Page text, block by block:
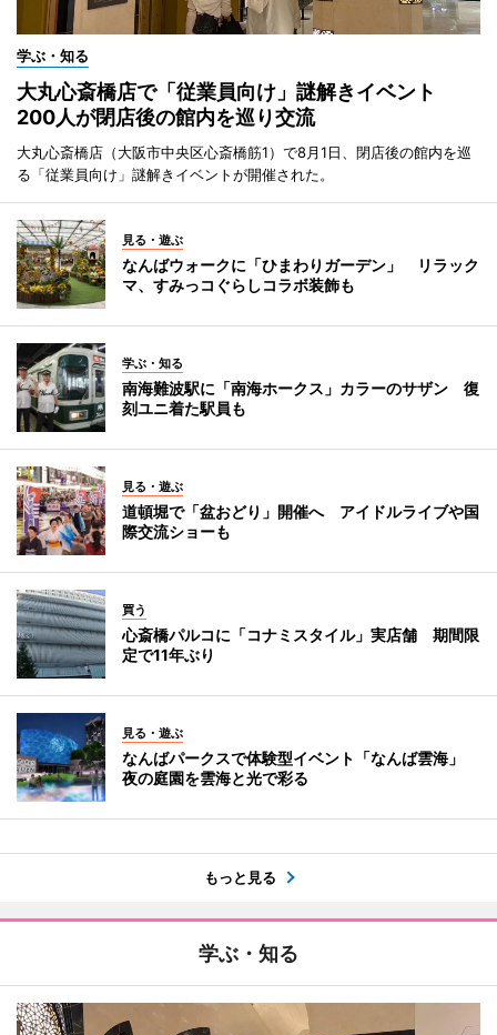
学ぶ・知る
大丸心斎橋店で「従業員向け」謎解きイベント
200人が閉店後の館内を巡り交流
大丸心斎橋店（大阪市中央区心斎橋筋1）で8月1日、閉店後の館内を巡
る「従業員向け」謎解きイベントが開催された。
見る・遊ぶ
なんばウォークに「ひまわりガーデン」 リラック
マ、すみっコぐらしコラボ装飾も
学ぶ・知る
南海難波駅に「南海ホークス」カラーのサザン 復
刻ユニ着た駅員も
見る・遊ぶ
道頓堀で「盆おどり」開催へ アイドルライブや国
際交流ショーも
買う
心斎橋パルコに「コナミスタイル」実店舗 期間限
定で11年ぶり
見る・遊ぶ
なんばパークスで体験型イベント「なんば雲海」
夜の庭園を雲海と光で彩る
もっと見る
学ぶ・知る